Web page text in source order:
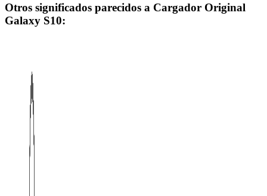
Otros significados parecidos a Cargador Original
Galaxy S10: